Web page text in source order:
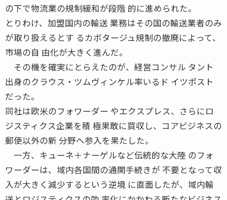
の下で物流業の規制緩和が段階 的に進められた。
とりわけ、加盟国内の輸送 業務はその国の輸送業者のみ
が取り扱えるとす るカボタージュ規制の撤廃によって、
市場の自 由化が大きく進んだ。
その機を確実にとらえたのが、経営コンサル タント
出身のクラウス・ツムヴィンケル率いるド イツポスト
だった。
同社は欧米のフォワーダー やエクスプレス、さらにロ
ジスティクス企業を積 極果敢に買収し、コアビジネスの
郵便以外の新 分野へ参入を果たした。
一方、キューネ＋ナーゲルなど伝統的な大陸 のフォ
ワーダーは、域内各国間の通関手続きが 不要となって収
入が大きく減少するという逆境 に直面したが、域内輸